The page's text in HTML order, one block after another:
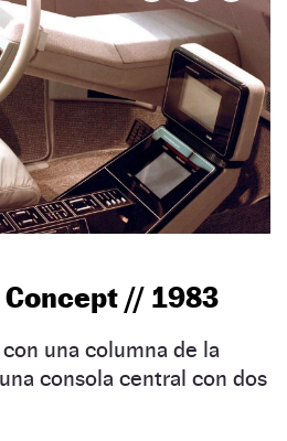
// 1983
una columna de la
consola central con dos